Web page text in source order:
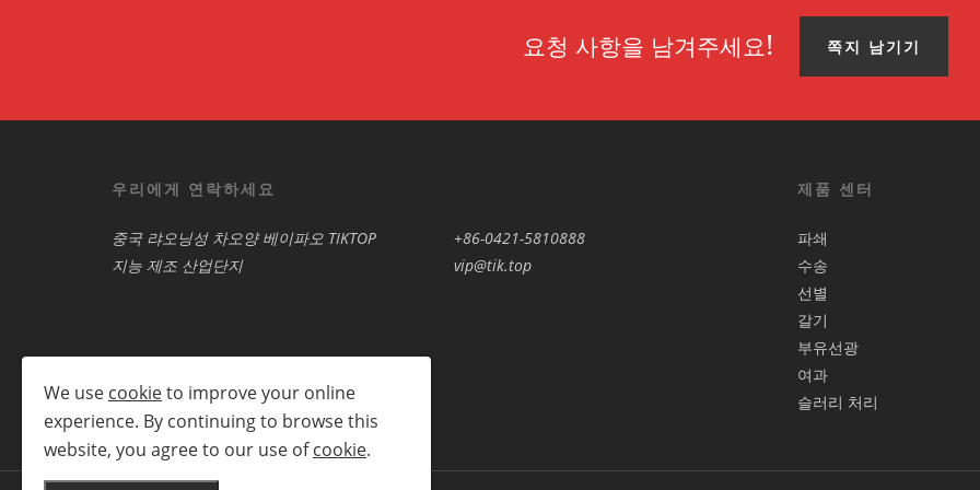
요청 사항을 남겨주세요! 쪽지 남기기
우리에게 연락하세요
중국 랴오닝성 차오양 베이파오 TIKTOP
지능 제조 산업단지
+86-0421-5810888
vip@tik.top
제품 센터
파쇄
수송
선별
갈기
부유선광
여과
슬러리 처리
We use cookieto improve your online
experience. By continuing to browse this
website, you agree to our use ofcookie.